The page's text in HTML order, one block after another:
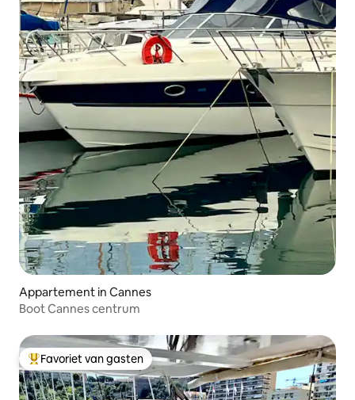
Appartement in Cannes
Boot Cannes centrum
Topfavoriet van gasten
Favoriet van gasten